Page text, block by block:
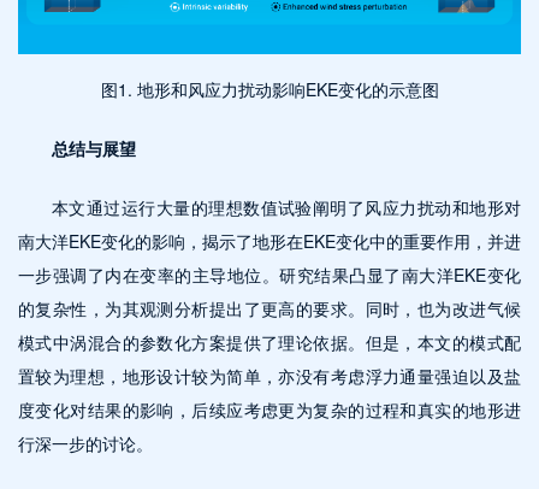
图1. 地形和风应力扰动影响EKE变化的示意图
总结与展望
本文通过运行大量的理想数值试验阐明了风应力扰动和地形对
南大洋EKE变化的影响，揭示了地形在EKE变化中的重要作用，并进
一步强调了内在变率的主导地位。研究结果凸显了南大洋EKE变化
的复杂性，为其观测分析提出了更高的要求。同时，也为改进气候
模式中涡混合的参数化方案提供了理论依据。但是，本文的模式配
置较为理想，地形设计较为简单，亦没有考虑浮力通量强迫以及盐
度变化对结果的影响，后续应考虑更为复杂的过程和真实的地形进
行深一步的讨论。